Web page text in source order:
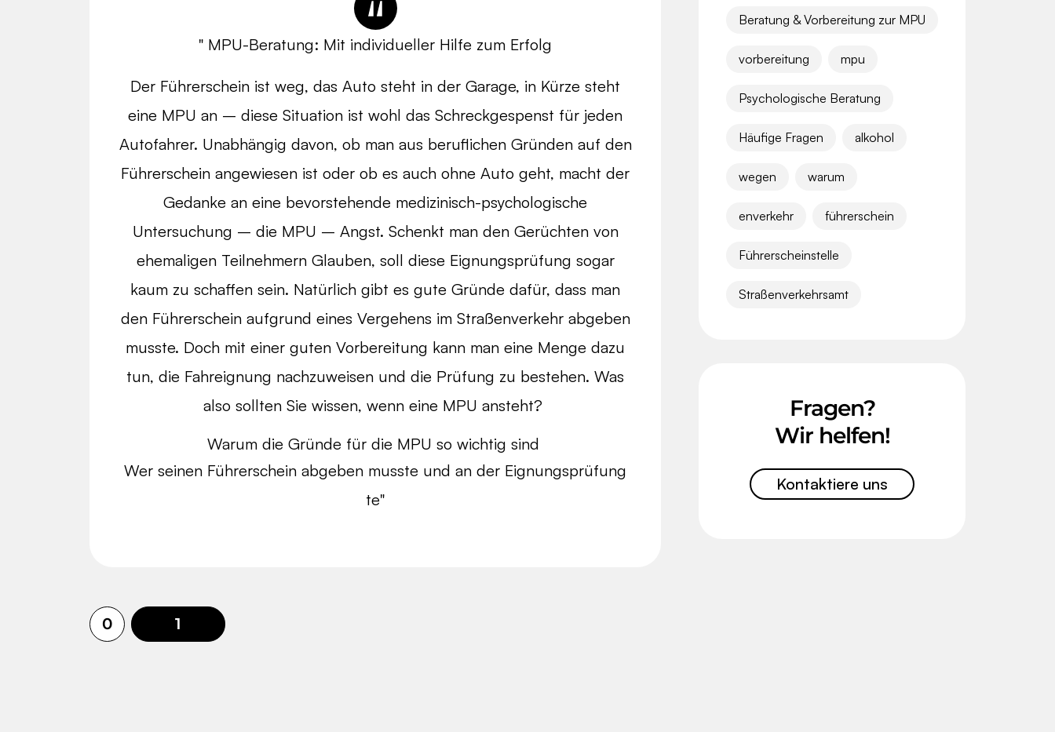
" MPU-Beratung: Mit individueller Hilfe zum Erfolg
Der Führerschein ist weg, das Auto steht in der Garage, in Kürze steht
eine MPU an – diese Situation ist wohl das Schreckgespenst für jeden
Autofahrer. Unabhängig davon, ob man aus beruflichen Gründen auf den
Führerschein angewiesen ist oder ob es auch ohne Auto geht, macht der
Gedanke an eine bevorstehende medizinisch-psychologische
Untersuchung – die MPU – Angst. Schenkt man den Gerüchten von
ehemaligen Teilnehmern Glauben, soll diese Eignungsprüfung sogar
kaum zu schaffen sein. Natürlich gibt es gute Gründe dafür, dass man
den Führerschein aufgrund eines Vergehens im Straßenverkehr abgeben
musste. Doch mit einer guten Vorbereitung kann man eine Menge dazu
tun, die Fahreignung nachzuweisen und die Prüfung zu bestehen. Was
also sollten Sie wissen, wenn eine MPU ansteht?
Warum die Gründe für die MPU so wichtig sind
Wer seinen Führerschein abgeben musste und an der Eignungsprüfung
te"
0 1
Beratung & Vorbereitung zur MPU
vorbereitung mpu
Psychologische Beratung
Häufige Fragen alkohol
wegen warum
enverkehr führerschein
Führerscheinstelle
Straßenverkehrsamt
Fragen?
Wir helfen!
Kontaktiere uns